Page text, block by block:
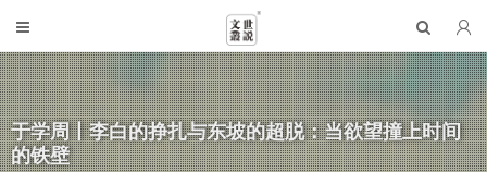
于学周丨李白的挣扎与东坡的超脱：当欲望撞上时间
的铁壁